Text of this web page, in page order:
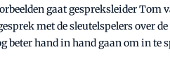
gaat gespreksleider Tom
met de sleutelspelers over
beter hand in hand gaan om in te